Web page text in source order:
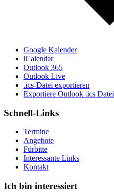
Google Kalender
iCalendar
Outlook 365
Outlook Live
.ics-Datei exportieren
Exportiere Outlook .ics Datei
Schnell-Links
Termine
Angebote
Fürbitte
Interessante Links
Kontakt
Ich bin interessiert